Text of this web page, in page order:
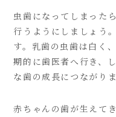
虫歯になってしまった
行うようにしましょう
す。乳歯の虫歯は白く
期的に歯医者へ行き、
な歯の成長につながりま
赤ちゃんの歯が生えて